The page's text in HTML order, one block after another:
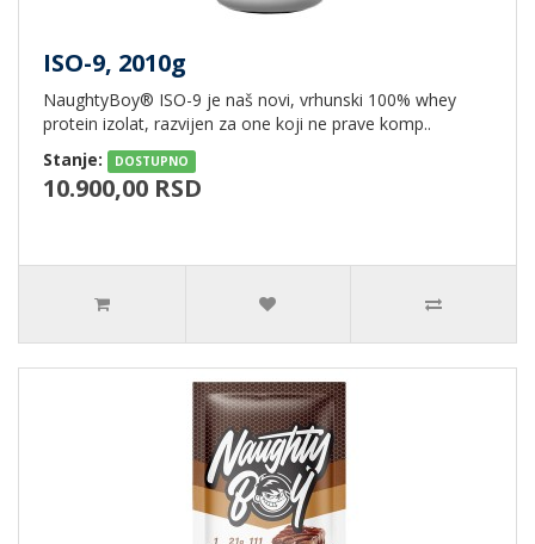
ISO-9, 2010g
NaughtyBoy® ISO-9 je naš novi, vrhunski 100% whey
protein izolat, razvijen za one koji ne prave komp..
Stanje:
DOSTUPNO
10.900,00 RSD